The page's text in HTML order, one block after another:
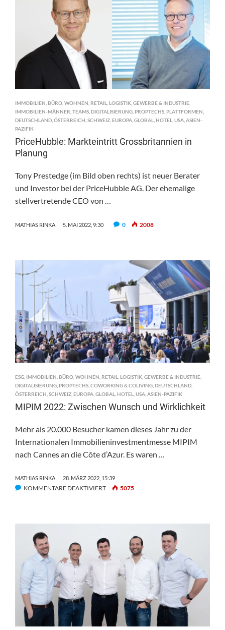
IMMOBILIEN BÜRO WOHNEN RETAIL LOGISTIK GEWERBE & INDUSTRIE
IMMOBILIEN-MÄNNER TEAMS DIGITALISIERUNG PROPTECHS PLATTFORMEN
DEUTSCHLAND ÖSTERREICH SCHWEIZ EUROPA GLOBAL HOTEL USA ASIEN-
PAZIFIK
PriceHubble: Markteintritt Grossbritannien in
Planung
Tony Prestedge (im Bild oben rechts) ist neuer Berater
und Investor bei der PriceHubble AG. Der ehemalige
stellvertretende CEO von …
MATHIAS RINKA 5. MAI 2022, 9:30 0 2008
ESG, IMMOBILIEN,BÜRO,WOHNEN, RETAIL,LOGISTIK,GEWERBE & INDUSTRIE,
DIGITALISIERUNG, PROPTECHS,COWORKING & COLIVING,DEUTSCHLAND,
ÖSTERREICH,SCHWEIZ,EUROPA,GLOBAL,HOTEL,USA,ASIEN-PAZIFIK
MIPIM 2022: Zwischen Wunsch und Wirklichkeit
Mehr als 20.000 Besucher kamen dieses Jahr zu der
Internationalen Immobilieninvestmentmesse MIPIM
nach Cannes an die Côte d’Azur. Es waren …
MATHIAS RINKA 28. MÄRZ 2022, 15:39
KOMMENTARE DEAKTIVIERTFÜR
UND
WIRKLICHKEIT
5075